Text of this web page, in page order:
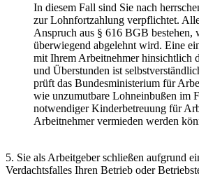
In diesem Fall sind Sie nach
zur Lohnfortzahlung verpflichtet.
Anspruch aus § 616 BGB bestehen,
überwiegend abgelehnt wird. Eine
mit Ihrem Arbeitnehmer hinsichtlich
und Überstunden ist
prüft das Bundesministerium für
wie unzumutbare Lohneinbußen im
notwendiger Kinderbetreuung für
Arbeitnehmer vermieden werden
5. Sie als Arbeitgeber schließen aufgrund
Verdachtsfalles Ihren Betrieb oder